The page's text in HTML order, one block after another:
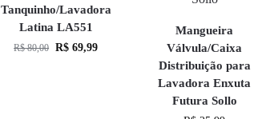
Tanquinho/Lavadora
Latina LA551
R$80,00 R$ 69,99
Mangueira
Válvula/Caixa
Distribuição para
Lavadora Enxuta
Futura Sollo